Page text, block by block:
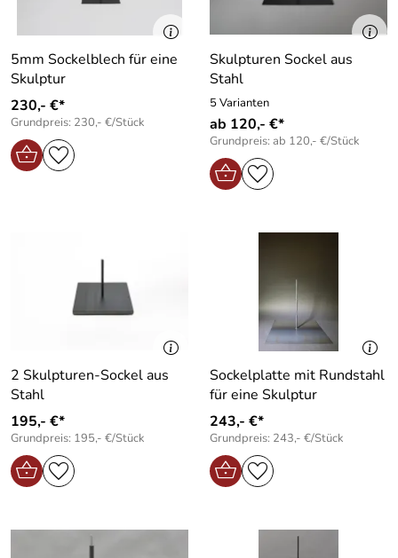
5mm Sockelblech für eine
Skulptur
230,- €*
Grundpreis: 230,- €/Stück
Skulpturen Sockel aus
Stahl
5 Varianten
ab 120,- €*
Grundpreis: ab 120,- €/Stück
2 Skulpturen-Sockel aus
Stahl
195,- €*
Grundpreis: 195,- €/Stück
Sockelplatte mit Rundstahl
für eine Skulptur
243,- €*
Grundpreis: 243,- €/Stück